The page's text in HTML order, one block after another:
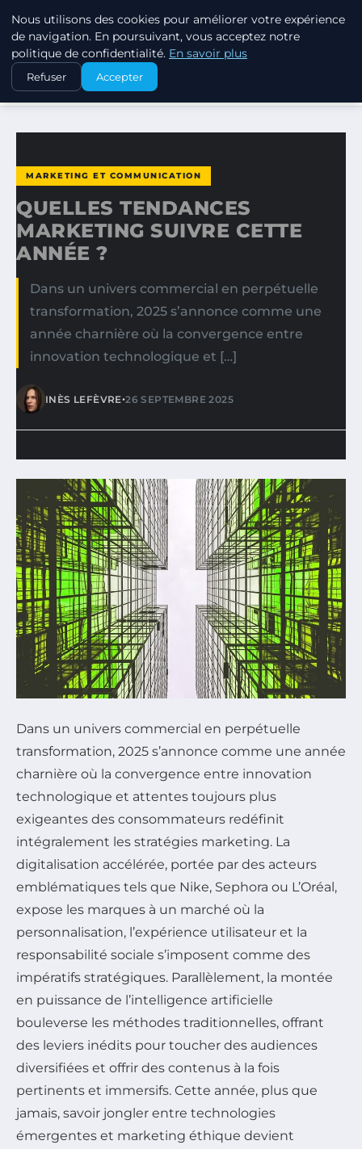
MARKETING STRATEGIQUE
ACCUEIL
MARKETING ET COMMUNICATION
QUELLES TENDANCES MARKETING SUIVRE CETTE ANNÉE ?
MARKETING ET COMMUNICATION
QUELLES TENDANCES
MARKETING SUIVRE CETTE
ANNÉE ?
Dans un univers commercial en perpétuelle
transformation, 2025 s’annonce comme une
année charnière où la convergence entre
innovation technologique et […]
INÈS LEFÈVRE•26 SEPTEMBRE 2025
Dans un univers commercial en perpétuelle
transformation, 2025 s’annonce comme une année
charnière où la convergence entre innovation
technologique et attentes toujours plus
exigeantes des consommateurs redéfinit
intégralement les stratégies marketing. La
digitalisation accélérée, portée par des acteurs
emblématiques tels que Nike, Sephora ou L’Oréal,
expose les marques à un marché où la
personnalisation, l’expérience utilisateur et la
responsabilité sociale s’imposent comme des
impératifs stratégiques. Parallèlement, la montée
en puissance de l’intelligence artificielle
bouleverse les méthodes traditionnelles, offrant
des leviers inédits pour toucher des audiences
diversifiées et offrir des contenus à la fois
pertinents et immersifs. Cette année, plus que
jamais, savoir jongler entre technologies
émergentes et marketing éthique devient
Nous utilisons des cookies pour améliorer votre expérience
de navigation. En poursuivant, vous acceptez notre
politique de confidentialité. En savoir plus
Refuser Accepter